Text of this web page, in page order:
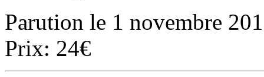
Parution le 1 novembre
Prix: 24€